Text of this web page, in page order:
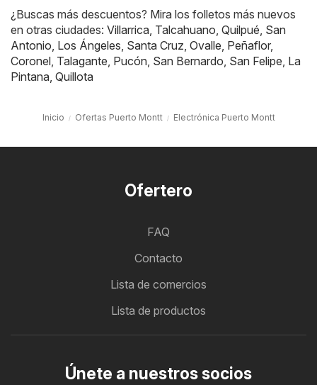
¿Buscas más descuentos? Mira los folletos más nuevos
en otras ciudades: Villarrica, Talcahuano, Quilpué, San
Antonio, Los Ángeles, Santa Cruz, Ovalle, Peñaflor,
Coronel, Talagante, Pucón, San Bernardo, San Felipe, La
Pintana, Quillota
Inicio Ofertas Puerto Montt Electrónica Puerto Montt
Ofertero
FAQ
Contacto
Lista de comercios
Lista de productos
Únete a nuestros socios